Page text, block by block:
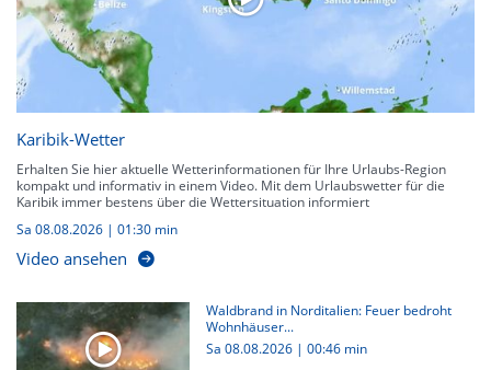
Karibik-Wetter
Erhalten Sie hier aktuelle Wetterinformationen für Ihre Urlaubs-Region
kompakt und informativ in einem Video. Mit dem Urlaubswetter für die
Karibik immer bestens über die Wettersituation informiert
Sa 08.08.2026 | 01:30 min
Video ansehen
Waldbrand in Norditalien: Feuer bedroht
Wohnhäuser...
Sa 08.08.2026 |00:46 min